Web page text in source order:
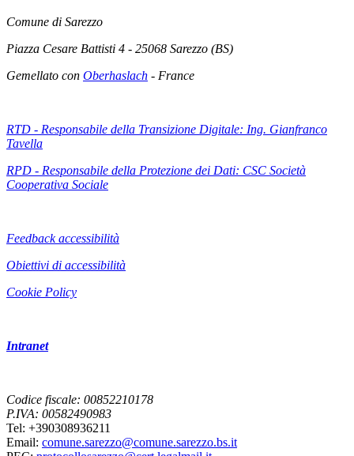
Comune di Sarezzo
Piazza Cesare Battisti 4 - 25068 Sarezzo (BS)
Gemellato con Oberhaslach - France
RTD - Responsabile della Transizione Digitale: Ing. Gianfranco
Tavella
RPD - Responsabile della Protezione dei Dati: CSC Società
Cooperativa Sociale
Feedback accessibilità
Obiettivi di accessibilità
Cookie Policy
Intranet
Codice fiscale: 00852210178
P.IVA: 00582490983
Tel: +390308936211
Email: comune.sarezzo@comune.sarezzo.bs.it